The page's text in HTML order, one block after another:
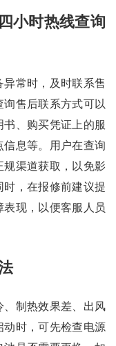
小时热线查询
常时，及时联系售
售后联系方式可以
、购买凭证上的服
息等。用户在查询
规渠道获取，以免影
，在报修前建议提
现，以便客服人员
、制热效果差、出风
动时，可先检查电源